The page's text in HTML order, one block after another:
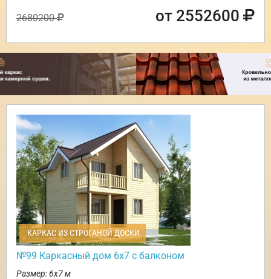
2680200 от 2552600
КАРКАС ИЗ СТРОГАНОЙ ДОСКИ
№99 Каркасный дом 6х7 с балконом
Размер: 6х7 м